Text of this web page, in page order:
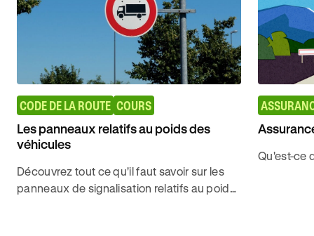
CODE DE LA ROUTE COURS
Les panneaux relatifs au poids des
véhicules
Découvrez tout ce qu'il faut savoir sur les
panneaux de signalisation relatifs au poids
Qu'est-ce